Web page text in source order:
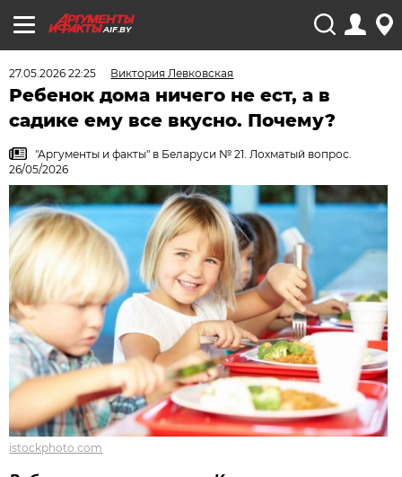
AIF.BY
27.05.2026 22:25 Виктория Левковская
Ребенок дома ничего не ест, а в
садике ему все вкусно. Почему?
"Аргументы и факты" в Беларуси № 21. Лохматый вопрос.
26/05/2026
istockphoto.com